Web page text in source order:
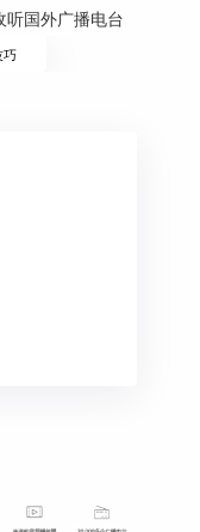
的弹窗，我们
放路径，选中听
材料
启Boom 3D的3D
听国外广播电台
巧